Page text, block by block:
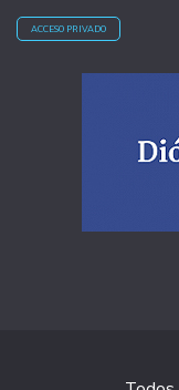
ACCESO PRIVADO